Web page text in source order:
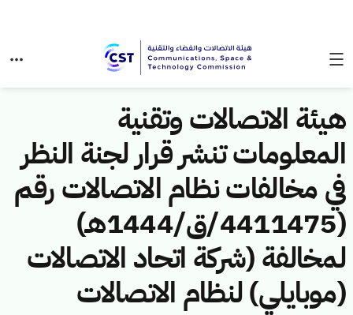
هيئة الاتصالات وتقنية
المعلومات تنشر قرار لجنة النظر
في مخالفات نظام الاتصالات رقم
(4411475/ق/1444هـ)
لمخالفة (شركة اتحاد الاتصالات
(موبايلي) لنظام الاتصالات